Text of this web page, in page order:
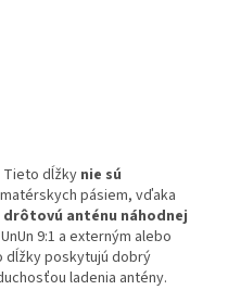
Tieto dĺžky nie sú
pásiem, vďaka
drôtovú anténu náhodnej
9:1 a externým alebo
dĺžky poskytujú dobrý
ladenia antény.